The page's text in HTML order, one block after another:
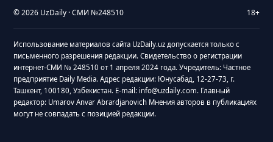
© 2026 UzDaily · СМИ №248510 18+
Использование материалов сайта UzDaily.uz допускается только с
письменного разрешения редакции. Свидетельство о регистрации
интернет-СМИ № 248510 от 1 апреля 2024 года. Учредитель: Частное
предприятие Daily Media. Адрес редакции: Юнусабад, 12-27-73, г.
Ташкент, 100180, Узбекистан. E-mail: info@uzdaily.com. Главный
редактор: Umarov Anvar Abrardjanovich Мнения авторов в публикациях
могут не совпадать с позицией редакции.